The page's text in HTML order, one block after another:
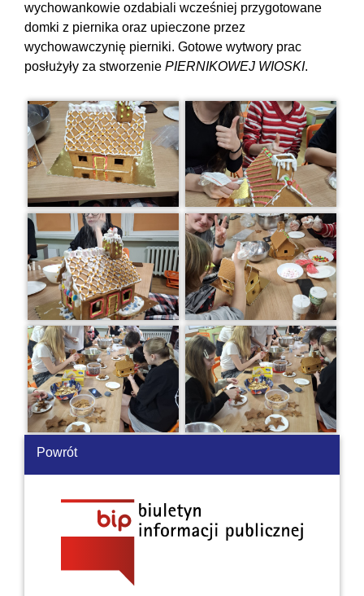
wychowankowie ozdabiali wcześniej przygotowane
domki z piernika oraz upieczone przez
wychowawczynię pierniki. Gotowe wytwory prac
posłużyły za stworzenie PIERNIKOWEJ WIOSKI.
Powrót